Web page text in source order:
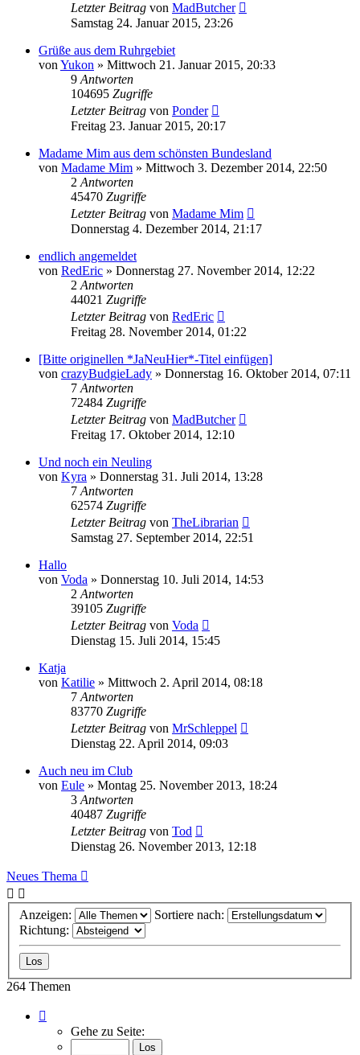
Letzter Beitrag von MadButcher
Samstag 24. Januar 2015, 23:26
Grüße aus dem Ruhrgebiet
von Yukon » Mittwoch 21. Januar 2015, 20:33
9 Antworten
104695 Zugriffe
Letzter Beitrag von Ponder
Freitag 23. Januar 2015, 20:17
Madame Mim aus dem schönsten Bundesland
von Madame Mim » Mittwoch 3. Dezember 2014, 22:50
2 Antworten
45470 Zugriffe
Letzter Beitrag von Madame Mim
Donnerstag 4. Dezember 2014, 21:17
endlich angemeldet
von RedEric » Donnerstag 27. November 2014, 12:22
2 Antworten
44021 Zugriffe
Letzter Beitrag von RedEric
Freitag 28. November 2014, 01:22
[Bitte originellen *JaNeuHier*-Titel einfügen]
von crazyBudgieLady » Donnerstag 16. Oktober 2014, 07:11
7 Antworten
72484 Zugriffe
Letzter Beitrag von MadButcher
Freitag 17. Oktober 2014, 12:10
Und noch ein Neuling
von Kyra » Donnerstag 31. Juli 2014, 13:28
7 Antworten
62574 Zugriffe
Letzter Beitrag von TheLibrarian
Samstag 27. September 2014, 22:51
Hallo
von Voda » Donnerstag 10. Juli 2014, 14:53
2 Antworten
39105 Zugriffe
Letzter Beitrag von Voda
Dienstag 15. Juli 2014, 15:45
Katja
von Katilie » Mittwoch 2. April 2014, 08:18
7 Antworten
83770 Zugriffe
Letzter Beitrag von MrSchleppel
Dienstag 22. April 2014, 09:03
Auch neu im Club
von Eule » Montag 25. November 2013, 18:24
3 Antworten
40487 Zugriffe
Letzter Beitrag von Tod
Dienstag 26. November 2013, 12:18
Neues Thema
Anzeigen:
Sortiere nach:
Richtung:
264 Themen
von
Gehe zu Seite: